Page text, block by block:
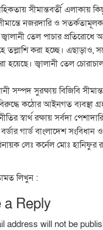
সীমান্তবর্তী এলাকায়
নজরদারি ও
জ্বালানী তেল পাচার
তল্লাশি করা হচ্ছে। এছাড়াও,
হয়েছে। জ্বালানী তেল
সম্পদ সুরক্ষায় বিজিবি
কঠোর আইনগত ব্যবস্থা
স্বার্থ রক্ষায় সর্বদা
গার্ড বাংলাদেশ
লেঃ কর্নেল মোঃ হানিফুর
লিখুন :
a Reply
address will not be